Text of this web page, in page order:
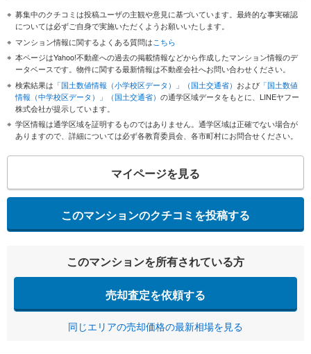
募集中のクチコミは投稿ユーザの主観や意見に基づいています。最終的な事実確認
については必ずご自身で実施いただくようお願いいたします。
マンション情報に関するよくある質問はこちら
本ページはYahoo!不動産への過去の掲載情報などから作成したマンション情報のデ
ータベースです。物件に関する最新情報は不動産会社へお問い合わせください。
検索結果は 「国土数値情報（小学校区データ）」（国土交通省） および 「国土数値
情報（中学校区データ）」（国土交通省） の通学区域データをもとに、LINEヤフー
株式会社が提示しています。
学区情報は通学区域を証明するものではありません。通学区域は正確でない場合が
ありますので、詳細については必ず各教育委員会、各市町村にお問合せください。
マイページを見る
このマンションのクチコミを投稿する
このマンションを所有されている方
売却査定を依頼する
同じエリアの売却価格の最新相場を見る